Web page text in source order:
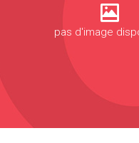
pas d'image